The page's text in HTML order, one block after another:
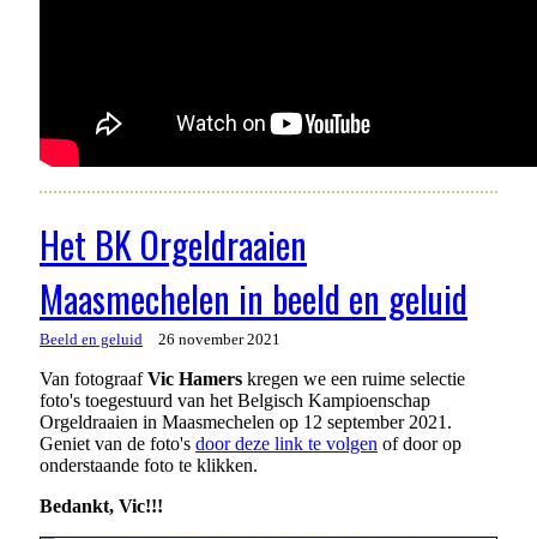
Het BK Orgeldraaien
Maasmechelen in beeld en geluid
Beeld en geluid 26 november 2021
Van fotograafVic Hamers kregen we een ruime selectie
foto's toegestuurd van het Belgisch Kampioenschap
Orgeldraaien in Maasmechelen op 12 september 2021.
Geniet van de foto's door deze link te volgen of door op
onderstaande foto te klikken.
Bedankt, Vic!!!